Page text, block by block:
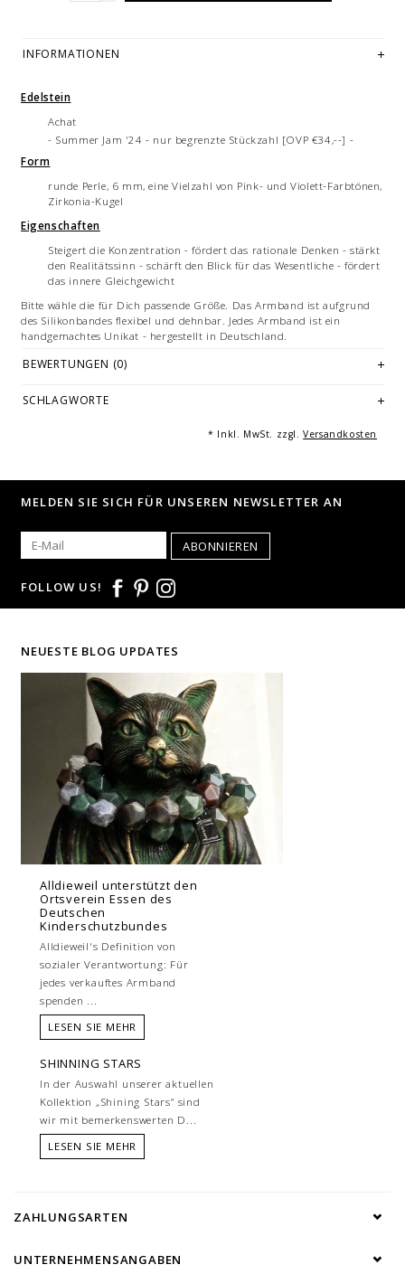
INFORMATIONEN
Edelstein
Achat
- Summer Jam '24 - nur begrenzte Stückzahl [OVP €34,--] -
Form
runde Perle, 6 mm, eine Vielzahl von Pink- und Violett-Farbtönen,
Zirkonia-Kugel
Eigenschaften
Steigert die Konzentration - fördert das rationale Denken - stärkt
den Realitätssinn - schärft den Blick für das Wesentliche - fördert
das innere Gleichgewicht
Bitte wähle die für Dich passende Größe. Das Armband ist aufgrund
des Silikonbandes flexibel und dehnbar. Jedes Armband ist ein
handgemachtes Unikat - hergestellt in Deutschland.
Bitte beachte auch unsere Pflegehinweise, damit Du lange Freude an
Bilddarstellung: beispielhafte Aufnahmen von Armbändern in 19/21
BEWERTUNGEN (0)
SCHLAGWORTE
* Inkl. MwSt. zzgl.Versandkosten
MELDEN SIE SICH FÜR UNSEREN NEWSLETTER AN
ABONNIEREN
FOLLOW US!
NEUESTE BLOG UPDATES
Alldieweil unterstützt den
Ortsverein Essen des
Deutschen
Kinderschutzbundes
Alldieweil's Definition von
sozialer Verantwortung: Für
jedes verkauftes Armband
spenden ...
LESEN SIE MEHR
SHINNING STARS
In der Auswahl unserer aktuellen
Kollektion „Shining Stars“ sind
wir mit bemerkenswerten D...
LESEN SIE MEHR
ZAHLUNGSARTEN
UNTERNEHMENSANGABEN